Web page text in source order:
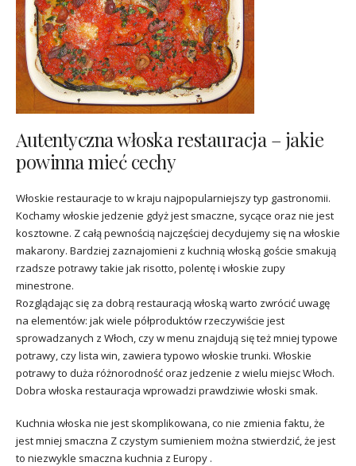
Autentyczna włoska restauracja – jakie
powinna mieć cechy
Włoskie restauracje to w kraju najpopularniejszy typ gastronomii.
Kochamy włoskie jedzenie gdyż jest smaczne, sycące oraz nie jest
kosztowne. Z całą pewnością najczęściej decydujemy się na włoskie
makarony. Bardziej zaznajomieni z kuchnią włoską goście smakują
rzadsze potrawy takie jak risotto, polentę i włoskie zupy
minestrone.
Rozglądając się za dobrą restauracją włoską warto zwrócić uwagę
na elementów: jak wiele półproduktów rzeczywiście jest
sprowadzanych z Włoch, czy w menu znajdują się też mniej typowe
potrawy, czy lista win, zawiera typowo włoskie trunki. Włoskie
potrawy to duża różnorodność oraz jedzenie z wielu miejsc Włoch.
Dobra włoska restauracja wprowadzi prawdziwie włoski smak.
Kuchnia włoska nie jest skomplikowana, co nie zmienia faktu, że
jest mniej smaczna Z czystym sumieniem można stwierdzić, że jest
to niezwykle smaczna kuchnia z Europy .